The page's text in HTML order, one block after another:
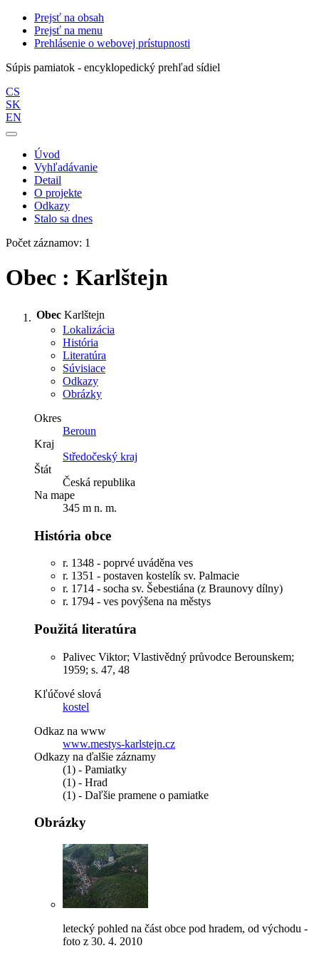
Prejsť na obsah
Prejsť na menu
Prehlásenie o webovej prístupnosti
Súpis pamiatok - encyklopedický prehľad sídiel
CS
SK
EN
Úvod
Vyhľadávanie
Detail
O projekte
Odkazy
Stalo sa dnes
Počet záznamov: 1
Obec : Karlštejn
Obec Karlštejn
Lokalizácia
História
Literatúra
Súvisiace
Odkazy
Obrázky
Okres
Beroun
Kraj
Středočeský kraj
Štát
Česká republika
Na mape
345 m n. m.
História obce
r. 1348 - poprvé uváděna ves
r. 1351 - postaven kostelík sv. Palmacie
r. 1714 - socha sv. Šebestiána (z Braunovy dílny)
r. 1794 - ves povýšena na městys
Použitá literatúra
Palivec Viktor; Vlastivědný průvodce Berounskem;
1959; s. 47, 48
Kľúčové slová
kostel
Odkaz na www
www.mestys-karlstejn.cz
Odkazy na ďalšie záznamy
(1) - Pamiatky
(1) - Hrad
(1) - Daľšie pramene o pamiatke
Obrázky
letecký pohled na část obce pod hradem, od východu -
foto z 30. 4. 2010